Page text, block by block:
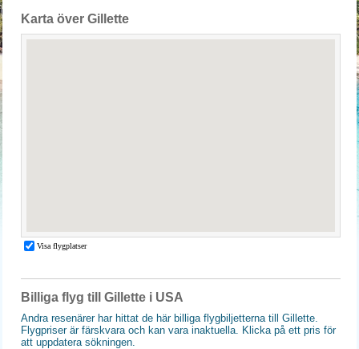
Karta över Gillette
Billiga flyg till Gillette i USA
Andra resenärer har hittat de här billiga flygbiljetterna till Gillette.
Flygpriser är färskvara och kan vara inaktuella. Klicka på ett pris för
att uppdatera sökningen.